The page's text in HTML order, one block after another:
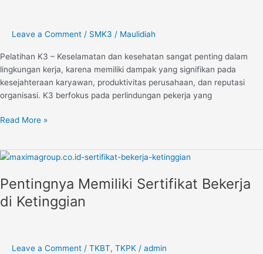
Leave a Comment / SMK3 / Maulidiah
Pelatihan K3 – Keselamatan dan kesehatan sangat penting dalam
lingkungan kerja, karena memiliki dampak yang signifikan pada
kesejahteraan karyawan, produktivitas perusahaan, dan reputasi
organisasi. K3 berfokus pada perlindungan pekerja yang
Read More »
Pentingnya Memiliki Sertifikat Bekerja
di Ketinggian
Leave a Comment / TKBT, TKPK / admin
Pentingnya
Sertifikat
Bekerja
di